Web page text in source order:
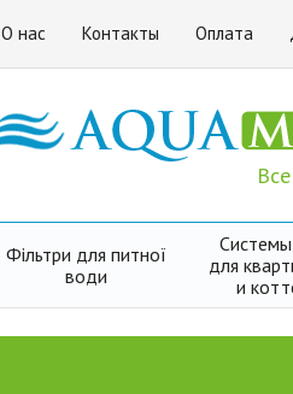
О нас Контакты Оплата
Фільтри для питної
води
для
и